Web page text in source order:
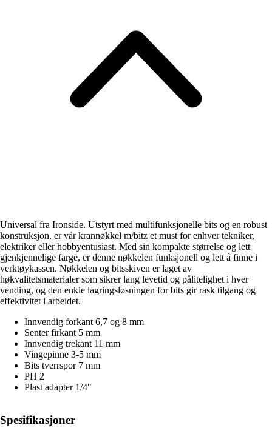
Universal fra Ironside. Utstyrt med multifunksjonelle bits og en robust
konstruksjon, er vår krannøkkel m/bitz et must for enhver tekniker,
elektriker eller hobbyentusiast. Med sin kompakte størrelse og lett
gjenkjennelige farge, er denne nøkkelen funksjonell og lett å finne i
verktøykassen. Nøkkelen og bitsskiven er laget av
høkvalitetsmaterialer som sikrer lang levetid og pålitelighet i hver
vending, og den enkle lagringsløsningen for bits gir rask tilgang og
effektivitet i arbeidet.
Innvendig forkant 6,7 og 8 mm
Senter firkant 5 mm
Innvendig trekant 11 mm
Vingepinne 3-5 mm
Bits tverrspor 7 mm
PH 2
Plast adapter 1/4"
Spesifikasjoner